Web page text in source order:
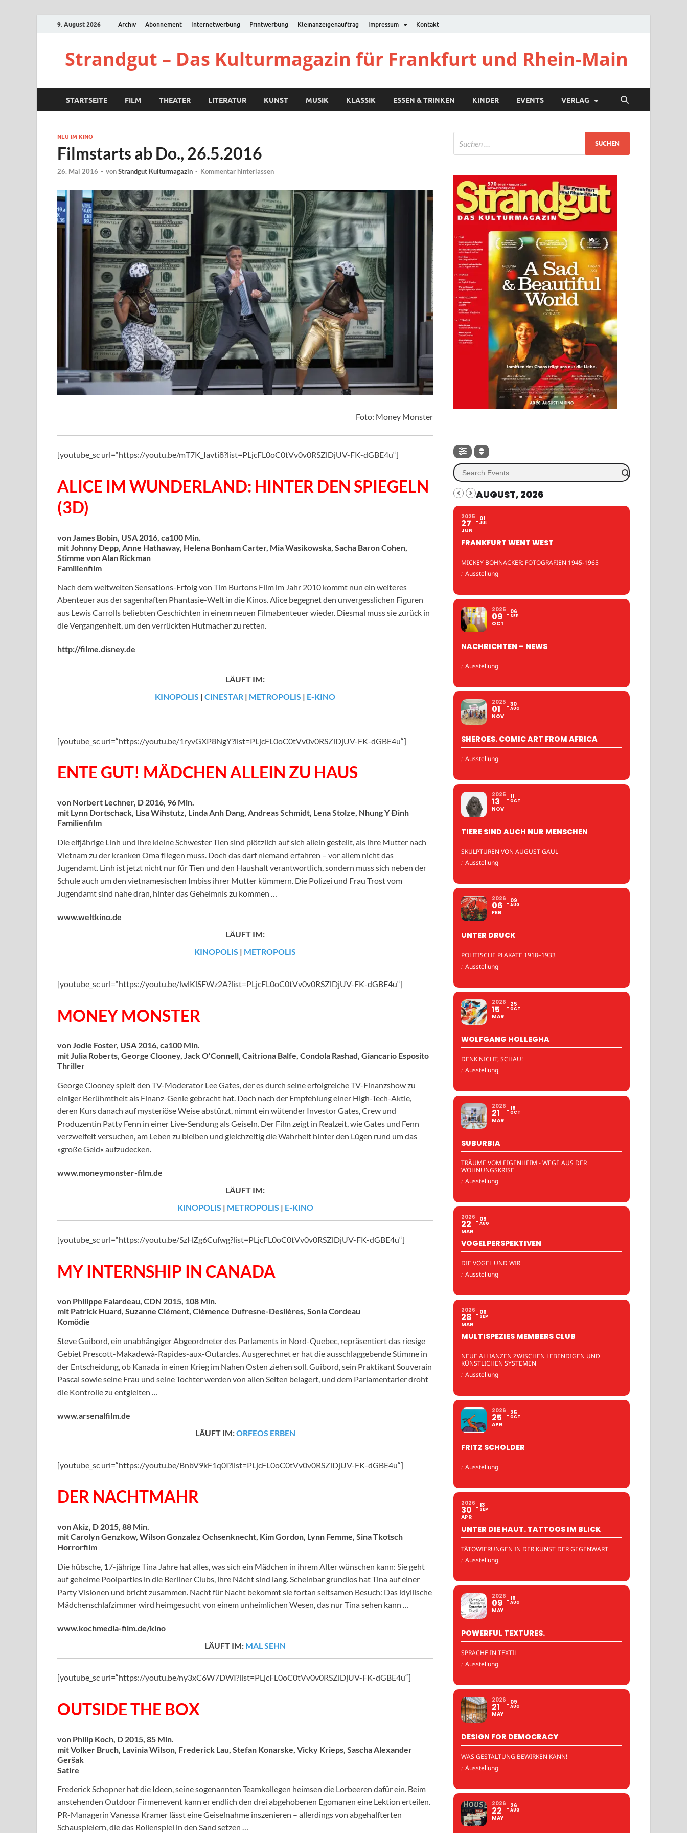
9. August 2026 Archiv Abonnement Internetwerbung Printwerbung Kleinanzeigenauftrag Impressum Kontakt
Strandgut – Das Kulturmagazin für Frankfurt und Rhein-Main
STARTSEITE FILM THEATER LITERATUR KUNST MUSIK KLASSIK ESSEN & TRINKEN KINDER EVENTS VERLAG
NEU IM KINO
Filmstarts ab Do., 26.5.2016
26. Mai 2016 - vonStrandgut Kulturmagazin - Kommentar hinterlassen
Foto: Money Monster
[youtube_sc url=“https://youtu.be/mT7K_Iavti8?list=PLjcFL0oC0tVv0v0RSZlDjUV-FK-dGBE4u“]
ALICE IM WUNDERLAND: HINTER DEN SPIEGELN
(3D)
von James Bobin, USA 2016, ca100 Min.
mit Johnny Depp, Anne Hathaway, Helena Bonham Carter, Mia Wasikowska, Sacha Baron Cohen,
Stimme von Alan Rickman
Familienfilm
Nach dem weltweiten Sensations-Erfolg von Tim Burtons Film im Jahr 2010 kommt nun ein weiteres
Abenteuer aus der sagenhaften Phantasie-Welt in die Kinos. Alice begegnet den unvergesslichen Figuren
aus Lewis Carrolls beliebten Geschichten in einem neuen Filmabenteuer wieder. Diesmal muss sie zurück in
die Vergangenheit, um den verrückten Hutmacher zu retten.
http://filme.disney.de
LÄUFT IM:
KINOPOLIS | CINESTAR | METROPOLIS | E-KINO
[youtube_sc url=“https://youtu.be/1ryvGXP8NgY?list=PLjcFL0oC0tVv0v0RSZlDjUV-FK-dGBE4u“]
ENTE GUT! MÄDCHEN ALLEIN ZU HAUS
von Norbert Lechner, D 2016, 96 Min.
mit Lynn Dortschack, Lisa Wihstutz, Linda Anh Dang, Andreas Schmidt, Lena Stolze, Nhung Y Ðinh
Familienfilm
Die elfjährige Linh und ihre kleine Schwester Tien sind plötzlich auf sich allein gestellt, als ihre Mutter nach
Vietnam zu der kranken Oma fliegen muss. Doch das darf niemand erfahren – vor allem nicht das
Jugendamt. Linh ist jetzt nicht nur für Tien und den Haushalt verantwortlich, sondern muss sich neben der
Schule auch um den vietnamesischen Imbiss ihrer Mutter kümmern. Die Polizei und Frau Trost vom
Jugendamt sind nahe dran, hinter das Geheimnis zu kommen …
www.weltkino.de
LÄUFT IM:
KINOPOLIS | METROPOLIS
[youtube_sc url=“https://youtu.be/lwlKlSFWz2A?list=PLjcFL0oC0tVv0v0RSZlDjUV-FK-dGBE4u“]
MONEY MONSTER
von Jodie Foster, USA 2016, ca100 Min.
mit Julia Roberts, George Clooney, Jack O‘Connell, Caitriona Balfe, Condola Rashad, Giancario Esposito
Thriller
George Clooney spielt den TV-Moderator Lee Gates, der es durch seine erfolgreiche TV-Finanzshow zu
einiger Berühmtheit als Finanz-Genie gebracht hat. Doch nach der Empfehlung einer High-Tech-Aktie,
deren Kurs danach auf mysteriöse Weise abstürzt, nimmt ein wütender Investor Gates, Crew und
Produzentin Patty Fenn in einer Live-Sendung als Geiseln. Der Film zeigt in Realzeit, wie Gates und Fenn
verzweifelt versuchen, am Leben zu bleiben und gleichzeitig die Wahrheit hinter den Lügen rund um das
»große Geld« aufzudecken.
www.moneymonster-film.de
LÄUFT IM:
KINOPOLIS | METROPOLIS | E-KINO
[youtube_sc url=“https://youtu.be/SzHZg6Cufwg?list=PLjcFL0oC0tVv0v0RSZlDjUV-FK-dGBE4u“]
MY INTERNSHIP IN CANADA
von Philippe Falardeau, CDN 2015, 108 Min.
mit Patrick Huard, Suzanne Clément, Clémence Dufresne-Deslières, Sonia Cordeau
Komödie
Steve Guibord, ein unabhängiger Abgeordneter des Parlaments in Nord-Quebec, repräsentiert das riesige
Gebiet Prescott-Makadewà-Rapides-aux-Outardes. Ausgerechnet er hat die ausschlaggebende Stimme in
der Entscheidung, ob Kanada in einen Krieg im Nahen Osten ziehen soll. Guibord, sein Praktikant Souverain
Pascal sowie seine Frau und seine Tochter werden von allen Seiten belagert, und dem Parlamentarier droht
die Kontrolle zu entgleiten …
www.arsenalfilm.de
LÄUFT IM:ORFEOS ERBEN
[youtube_sc url=“https://youtu.be/BnbV9kF1q0I?list=PLjcFL0oC0tVv0v0RSZlDjUV-FK-dGBE4u“]
DER NACHTMAHR
von Akiz, D 2015, 88 Min.
mit Carolyn Genzkow, Wilson Gonzalez Ochsenknecht, Kim Gordon, Lynn Femme, Sina Tkotsch
Horrorfilm
Die hübsche, 17-jährige Tina Jahre hat alles, was sich ein Mädchen in ihrem Alter wünschen kann: Sie geht
auf geheime Poolparties in die Berliner Clubs, ihre Nächt sind lang. Scheinbar grundlos hat Tina auf einer
Party Visionen und bricht zusammen. Nacht für Nacht bekommt sie fortan seltsamen Besuch: Das idyllische
Mädchenschlafzimmer wird heimgesucht von einem unheimlichen Wesen, das nur Tina sehen kann …
www.kochmedia-film.de/kino
LÄUFT IM: MAL SEHN
[youtube_sc url=“https://youtu.be/ny3xC6W7DWI?list=PLjcFL0oC0tVv0v0RSZlDjUV-FK-dGBE4u“]
OUTSIDE THE BOX
von Philip Koch, D 2015, 85 Min.
mit Volker Bruch, Lavinia Wilson, Frederick Lau, Stefan Konarske, Vicky Krieps, Sascha Alexander
Geršak
Satire
Frederick Schopner hat die Ideen, seine sogenannten Teamkollegen heimsen die Lorbeeren dafür ein. Beim
anstehenden Outdoor Firmenevent kann er endlich den drei abgehobenen Egomanen eine Lektion erteilen.
PR-Managerin Vanessa Kramer lässt eine Geiselnahme inszenieren – allerdings von abgehalfterten
Schauspielern, die das Rollenspiel in den Sand setzen …
AUGUST, 2026
2025
27
JUN
01
JUL
FRANKFURT WENT WEST
MICKEY BOHNACKER: FOTOGRAFIEN 1945-1965
: Ausstellung
2025
09
OCT
06
SEP
NACHRICHTEN – NEWS
: Ausstellung
2025
01
NOV
30
AUG
SHEROES. COMIC ART FROM AFRICA
: Ausstellung
2025
13
NOV
11
OCT
TIERE SIND AUCH NUR MENSCHEN
SKULPTUREN VON AUGUST GAUL
: Ausstellung
2026
06
FEB
09
AUG
UNTER DRUCK
POLITISCHE PLAKATE 1918–1933
: Ausstellung
2026
15
MAR
25
OCT
WOLFGANG HOLLEGHA
DENK NICHT, SCHAU!
: Ausstellung
2026
21
MAR
18
OCT
SUBURBIA
TRÄUME VOM EIGENHEIM - WEGE AUS DER
WOHNUNGSKRISE
: Ausstellung
2026
22
MAR
09
AUG
VOGELPERSPEKTIVEN
DIE VÖGEL UND WIR
: Ausstellung
2026
28
MAR
06
SEP
MULTISPEZIES MEMBERS CLUB
NEUE ALLIANZEN ZWISCHEN LEBENDIGEN UND
KÜNSTLICHEN SYSTEMEN
: Ausstellung
2026
25
APR
25
OCT
FRITZ SCHOLDER
: Ausstellung
2026
30
APR
13
SEP
UNTER DIE HAUT. TATTOOS IM BLICK
TÄTOWIERUNGEN IN DER KUNST DER GEGENWART
: Ausstellung
2026
09
MAY
16
AUG
POWERFUL TEXTURES.
SPRACHE IN TEXTIL
: Ausstellung
2026
21
MAY
09
AUG
DESIGN FOR DEMOCRACY
WAS GESTALTUNG BEWIRKEN KANN!
: Ausstellung
2026
22
MAY
26
AUG